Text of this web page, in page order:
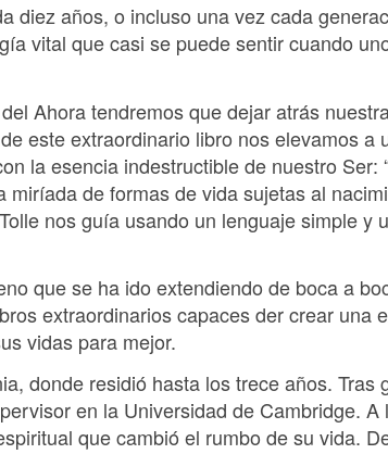
diez años, o incluso una vez cada
vital que casi se puede sentir cuando
Ahora tendremos que dejar atrás
este extraordinario libro nos elevamos a
la esencia indestructible de nuestro Ser:
de formas de vida sujetas al
nos guía usando un lenguaje simple y
que se ha ido extendiendo de boca a
extraordinarios capaces der crear una
vidas para mejor.
donde residió hasta los trece años. Tras
en la Universidad de Cambridge.
que cambió el rumbo de su vida.